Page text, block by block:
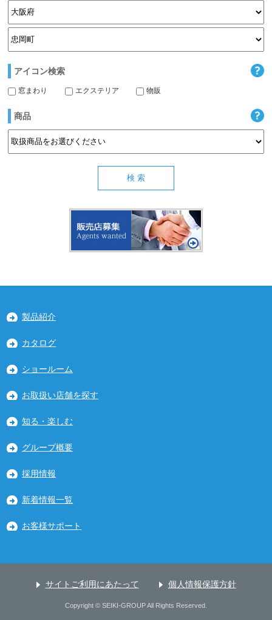
アイコン検索
窓まわり エクステリア 物販
商品
製品紹介
カタログ
ショールーム
お取扱い店舗を探す
知る・楽しむ
グループ概要
採用情報
新着情報一覧
お客様サポート
サイトご利用にあたって 個人情報保護方針
Copyright © SEIKI-GROUP All Rights Reserved.